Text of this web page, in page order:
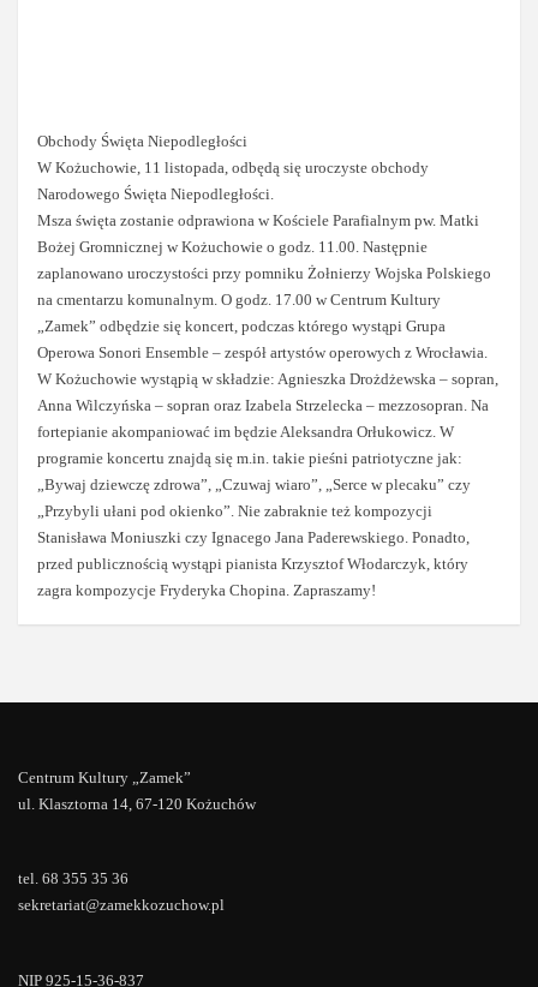
Obchody Święta Niepodległości
W Kożuchowie, 11 listopada, odbędą się uroczyste obchody
Narodowego Święta Niepodległości.
Msza święta zostanie odprawiona w Kościele Parafialnym pw. Matki
Bożej Gromnicznej w Kożuchowie o godz. 11.00. Następnie
zaplanowano uroczystości przy pomniku Żołnierzy Wojska Polskiego
na cmentarzu komunalnym. O godz. 17.00 w Centrum Kultury
„Zamek” odbędzie się koncert, podczas którego wystąpi Grupa
Operowa Sonori Ensemble – zespół artystów operowych z Wrocławia.
W Kożuchowie wystąpią w składzie: Agnieszka Drożdżewska – sopran,
Anna Wilczyńska – sopran oraz Izabela Strzelecka – mezzosopran. Na
fortepianie akompaniować im będzie Aleksandra Orłukowicz. W
programie koncertu znajdą się m.in. takie pieśni patriotyczne jak:
„Bywaj dziewczę zdrowa”, „Czuwaj wiaro”, „Serce w plecaku” czy
„Przybyli ułani pod okienko”. Nie zabraknie też kompozycji
Stanisława Moniuszki czy Ignacego Jana Paderewskiego. Ponadto,
przed publicznością wystąpi pianista Krzysztof Włodarczyk, który
zagra kompozycje Fryderyka Chopina. Zapraszamy!
Centrum Kultury „Zamek”
ul. Klasztorna 14, 67-120 Kożuchów
tel. 68 355 35 36
sekretariat@zamekkozuchow.pl
NIP 925-15-36-837